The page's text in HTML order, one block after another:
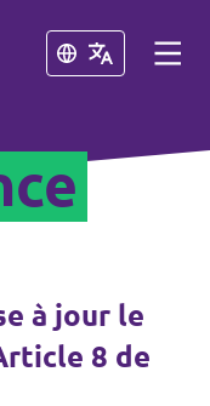
Fermer
Fermer
à jour le
8 de